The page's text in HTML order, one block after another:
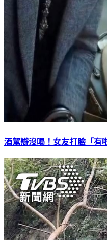
酒駕辯沒喝！女友打臉「